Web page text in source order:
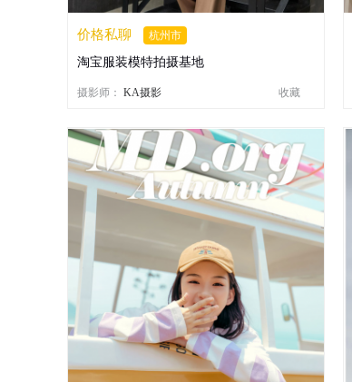
价格私聊 杭州市
淘宝服装模特拍摄基地
摄影师： KA摄影 收藏